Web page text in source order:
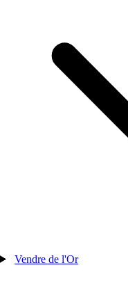
Vendre de l'Or